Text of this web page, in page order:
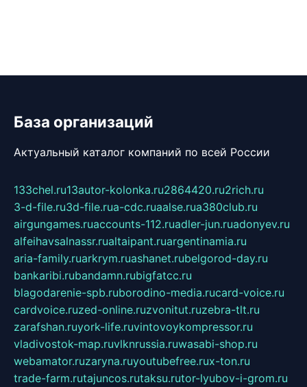
База организаций
Актуальный каталог компаний по всей России
133chel.ru13autor-kolonka.ru2864420.ru2rich.ru
3-d-file.ru3d-file.rua-cdc.ruaalse.rua380club.ru
airgungames.ruaccounts-112.ruadler-jun.ruadonyev.ru
alfeihavsalnassr.rualtaipant.ruargentinamia.ru
aria-family.ruarkrym.ruashanet.rubelgorod-day.ru
bankaribi.rubandamn.rubigfatcc.ru
blagodarenie-spb.ruborodino-media.rucard-voice.ru
cardvoice.ruzed-online.ruzvonitut.ruzebra-tlt.ru
zarafshan.ruyork-life.ruvintovoykompressor.ru
vladivostok-map.ruvlknrussia.ruwasabi-shop.ru
webamator.ruzaryna.ruyoutubefree.rux-ton.ru
trade-farm.rutajuncos.rutaksu.rutor-lyubov-i-grom.ru